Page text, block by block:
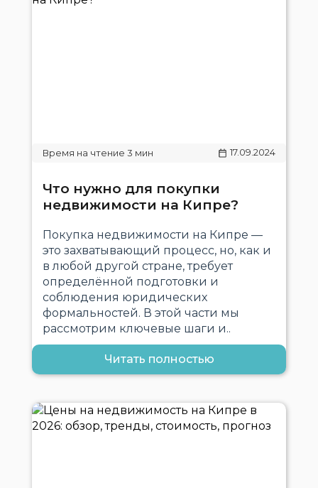
17.09.2024
Что нужно для покупки
недвижимости на Кипре?
Покупка недвижимости на Кипре —
это захватывающий процесс, но, как и
в любой другой стране, требует
определённой подготовки и
соблюдения юридических
формальностей. В этой части мы
рассмотрим ключевые шаги и..
Читать полностью